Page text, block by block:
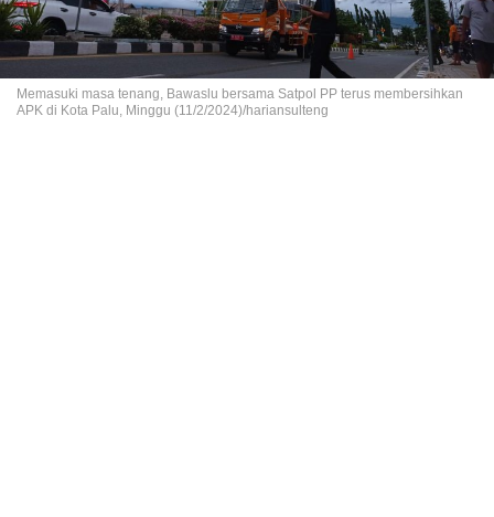
Memasuki masa tenang, Bawaslu bersama Satpol PP terus membersihkan
APK di Kota Palu, Minggu (11/2/2024)/hariansulteng